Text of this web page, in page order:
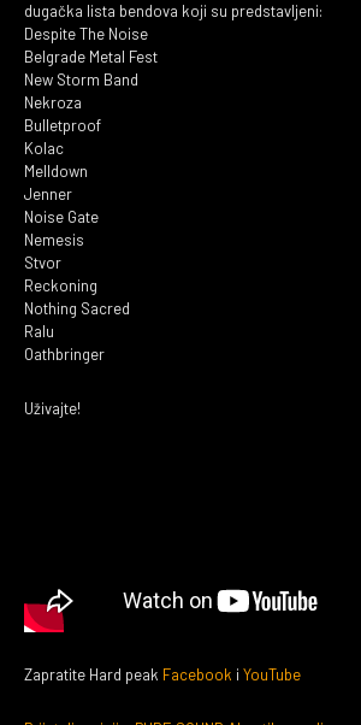
dugačka lista bendova koji su predstavljeni:
Despite The Noise
Belgrade Metal Fest
New Storm Band
Nekroza
Bulletproof
Kolac
Melldown
Jenner
Noise Gate
Nemesis
Stvor
Reckoning
Nothing Sacred
Ralu
Oathbringer
Uživajte!
Zapratite Hard peak Facebook i YouTube